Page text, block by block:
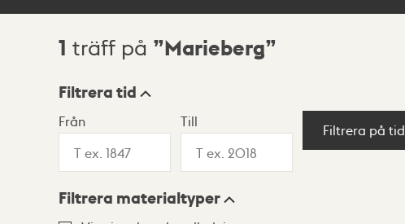
Sökresultat
1 träff på Marieberg
Visningsläge
Lista Karta
Filtrera tid
Från Till
Filtrera på tid
Filtrera materialtyper